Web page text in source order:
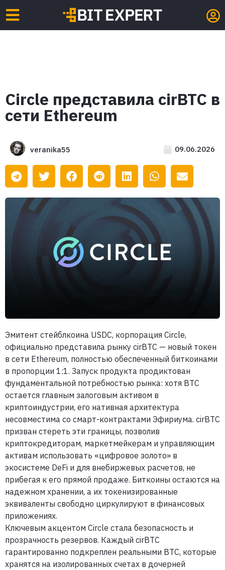
Circle представила cirBTC в
сети Ethereum
veranika55 09.06.2026
Эмитент стейблкоина USDC, корпорация Circle,
официально представила рынку cirBTC — новый токен
в сети Ethereum, полностью обеспеченный биткоинами
в пропорции 1:1. Запуск продукта продиктован
фундаментальной потребностью рынка: хотя BTC
остается главным залоговым активом в
криптоиндустрии, его нативная архитектура
несовместима со смарт-контрактами Эфириума. cirBTC
призван стереть эти границы, позволив
криптокредиторам, маркетмейкерам и управляющим
активам использовать «цифровое золото» в
экосистеме DeFi и для внебиржевых расчетов, не
прибегая к его прямой продаже. Биткоины остаются на
надежном хранении, а их токенизированные
эквиваленты свободно циркулируют в финансовых
приложениях.
Ключевым акцентом Circle стала безопасность и
прозрачность резервов. Каждый cirBTC
гарантированно подкреплен реальными BTC, которые
хранятся на изолированных счетах в дочерней